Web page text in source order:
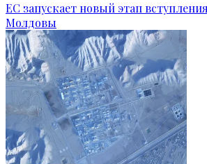
ЕС запускает новый этап
Молдовы